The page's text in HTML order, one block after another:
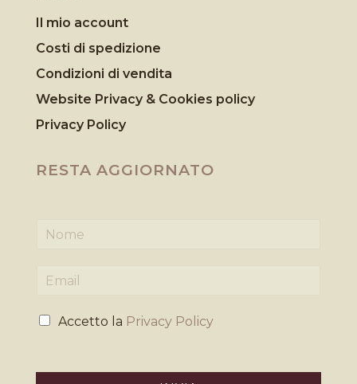
Il mio account
Costi di spedizione
Condizioni di vendita
Website Privacy & Cookies policy
Privacy Policy
RESTA AGGIORNATO
m
iP
Accetto la Privacy Policy